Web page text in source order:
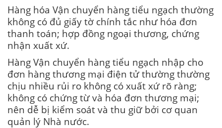
Hàng hóa Vận chuyển hàng tiểu ngạch thường
không có đủ giấy tờ chính tắc như hóa đơn
thanh toán; hợp đồng ngoại thương, chứng
nhận xuất xứ.
Hàng Vận chuyển hàng tiểu ngạch nhập cho
đơn hàng thương mại điện tử thường thường
chịu nhiều rủi ro không có xuất xứ rõ ràng;
không có chứng từ và hóa đơn thương mại;
nên dễ bị kiểm soát và thu giữ bởi cơ quan
quản lý Nhà nước.